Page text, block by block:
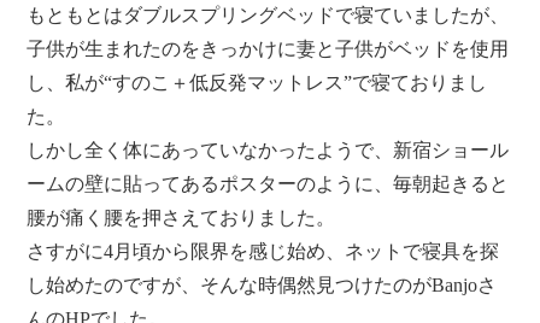
もともとはダブルスプリングベッドで寝ていましたが、
子供が生まれたのをきっかけに妻と子供がベッドを使用
し、私が“すのこ＋低反発マットレス”で寝ておりまし
た。
しかし全く体にあっていなかったようで、新宿ショール
ームの壁に貼ってあるポスターのように、毎朝起きると
腰が痛く腰を押さえておりました。
さすがに4月頃から限界を感じ始め、ネットで寝具を探
し始めたのですが、そんな時偶然見つけたのがBanjoさ
んのHPでした。